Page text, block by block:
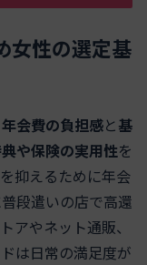
女性の選定基
年会費の負担感と基
や保険の実用性を
抑えるために年会
段遣いの店で高還
アやネット通販、
は日常の満足度が